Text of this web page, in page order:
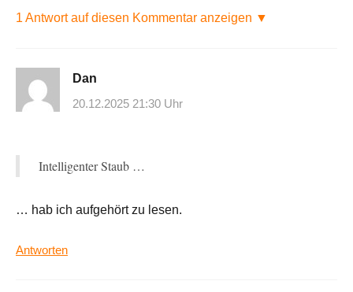
1 Antwort auf diesen Kommentar anzeigen ▼
Dan
20.12.2025 21:30 Uhr
Intelligenter Staub …
… hab ich aufgehört zu lesen.
Antworten